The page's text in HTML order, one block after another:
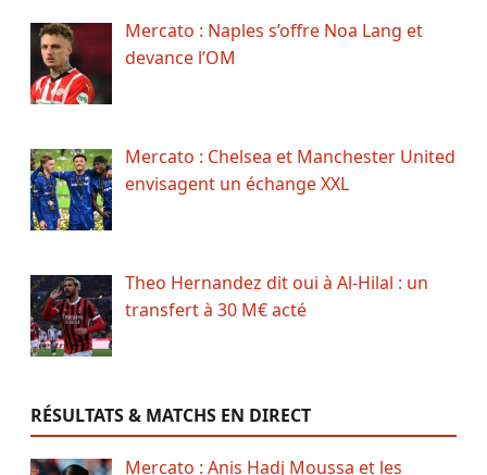
Mercato : Naples s’offre Noa Lang et
devance l’OM
Mercato : Chelsea et Manchester United
envisagent un échange XXL
Theo Hernandez dit oui à Al-Hilal : un
transfert à 30 M€ acté
RÉSULTATS & MATCHS EN DIRECT
Mercato : Anis Hadj Moussa et les